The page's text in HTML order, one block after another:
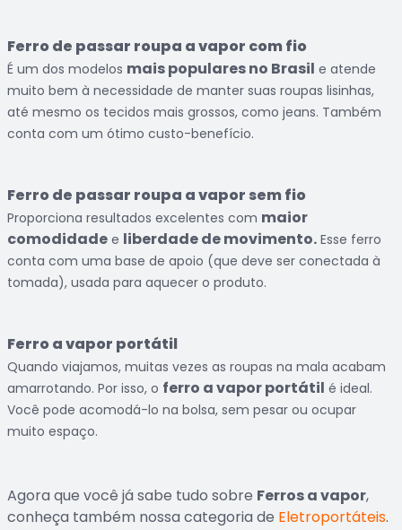
Ferro de passar roupa a vapor com fio
É um dos modelos mais populares no Brasil e atende
muito bem à necessidade de manter suas roupas lisinhas,
até mesmo os tecidos mais grossos, como jeans. Também
conta com um ótimo custo-benefício.
Ferro de passar roupa a vapor sem fio
Proporciona resultados excelentes com maior
comodidade e liberdade de movimento. Esse ferro
conta com uma base de apoio (que deve ser conectada à
tomada), usada para aquecer o produto.
Ferro a vapor portátil
Quando viajamos, muitas vezes as roupas na mala acabam
amarrotando. Por isso, o ferro a vapor portátil é ideal.
Você pode acomodá-lo na bolsa, sem pesar ou ocupar
muito espaço.
Agora que você já sabe tudo sobre Ferros a vapor,
conheça também nossa categoria de Eletroportáteis.